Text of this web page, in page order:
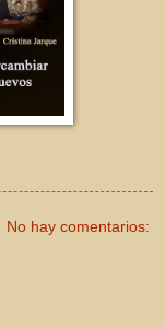
No hay comentarios: